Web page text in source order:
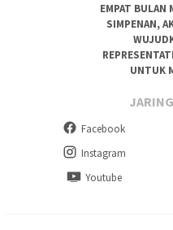
EMPAT BULAN
SIMPENAN,
UNTUK
Facebook
Instagram
Youtube